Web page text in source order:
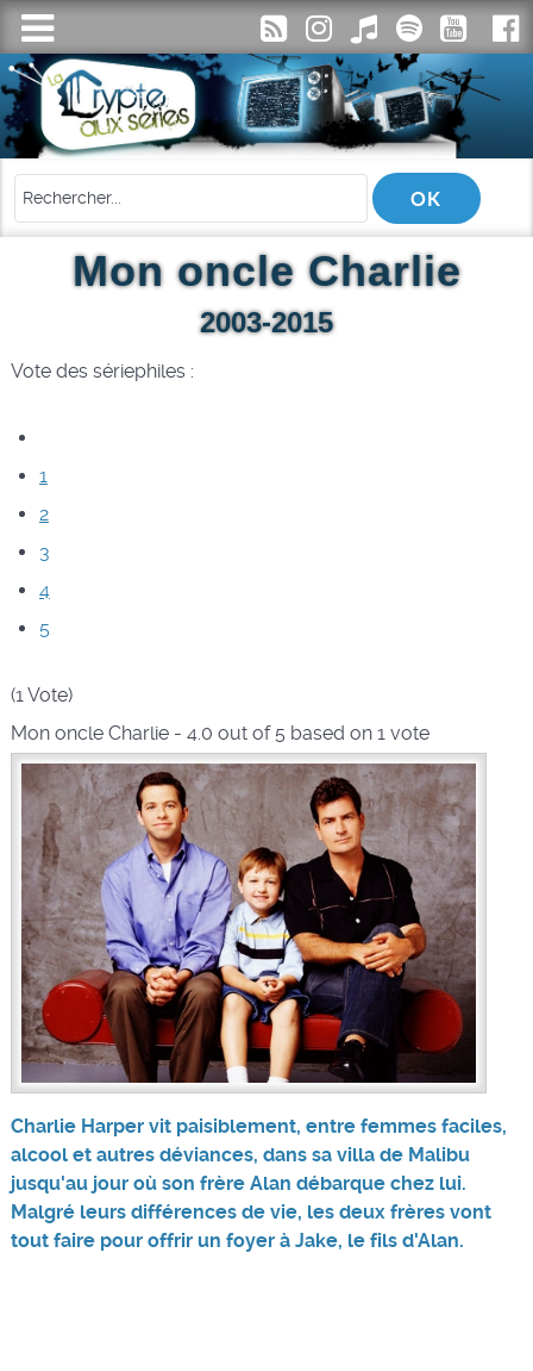
Mon oncle Charlie
2003-2015
Vote des sériephiles :
1
2
3
4
5
(1 Vote)
Mon oncle Charlie- 4.0 out of 5 based on 1vote
Charlie Harper vit paisiblement, entre femmes faciles,
alcool et autres déviances, dans sa villa de Malibu
jusqu'au jour où son frère Alan débarque chez lui.
Malgré leurs différences de vie, les deux frères vont
tout faire pour offrir un foyer à Jake, le fils d'Alan.